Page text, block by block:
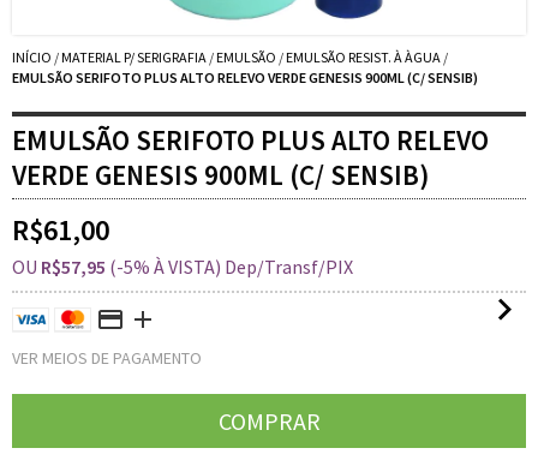
INÍCIO /MATERIAL P/ SERIGRAFIA /EMULSÃO /EMULSÃO RESIST. À ÀGUA /
EMULSÃO SERIFOTO PLUS ALTO RELEVO VERDE GENESIS 900ML (C/ SENSIB)
EMULSÃO SERIFOTO PLUS ALTO RELEVO
VERDE GENESIS 900ML (C/ SENSIB)
R$61,00
OU R$57,95 (-5% À VISTA) Dep/Transf/PIX
VER MEIOS DE PAGAMENTO